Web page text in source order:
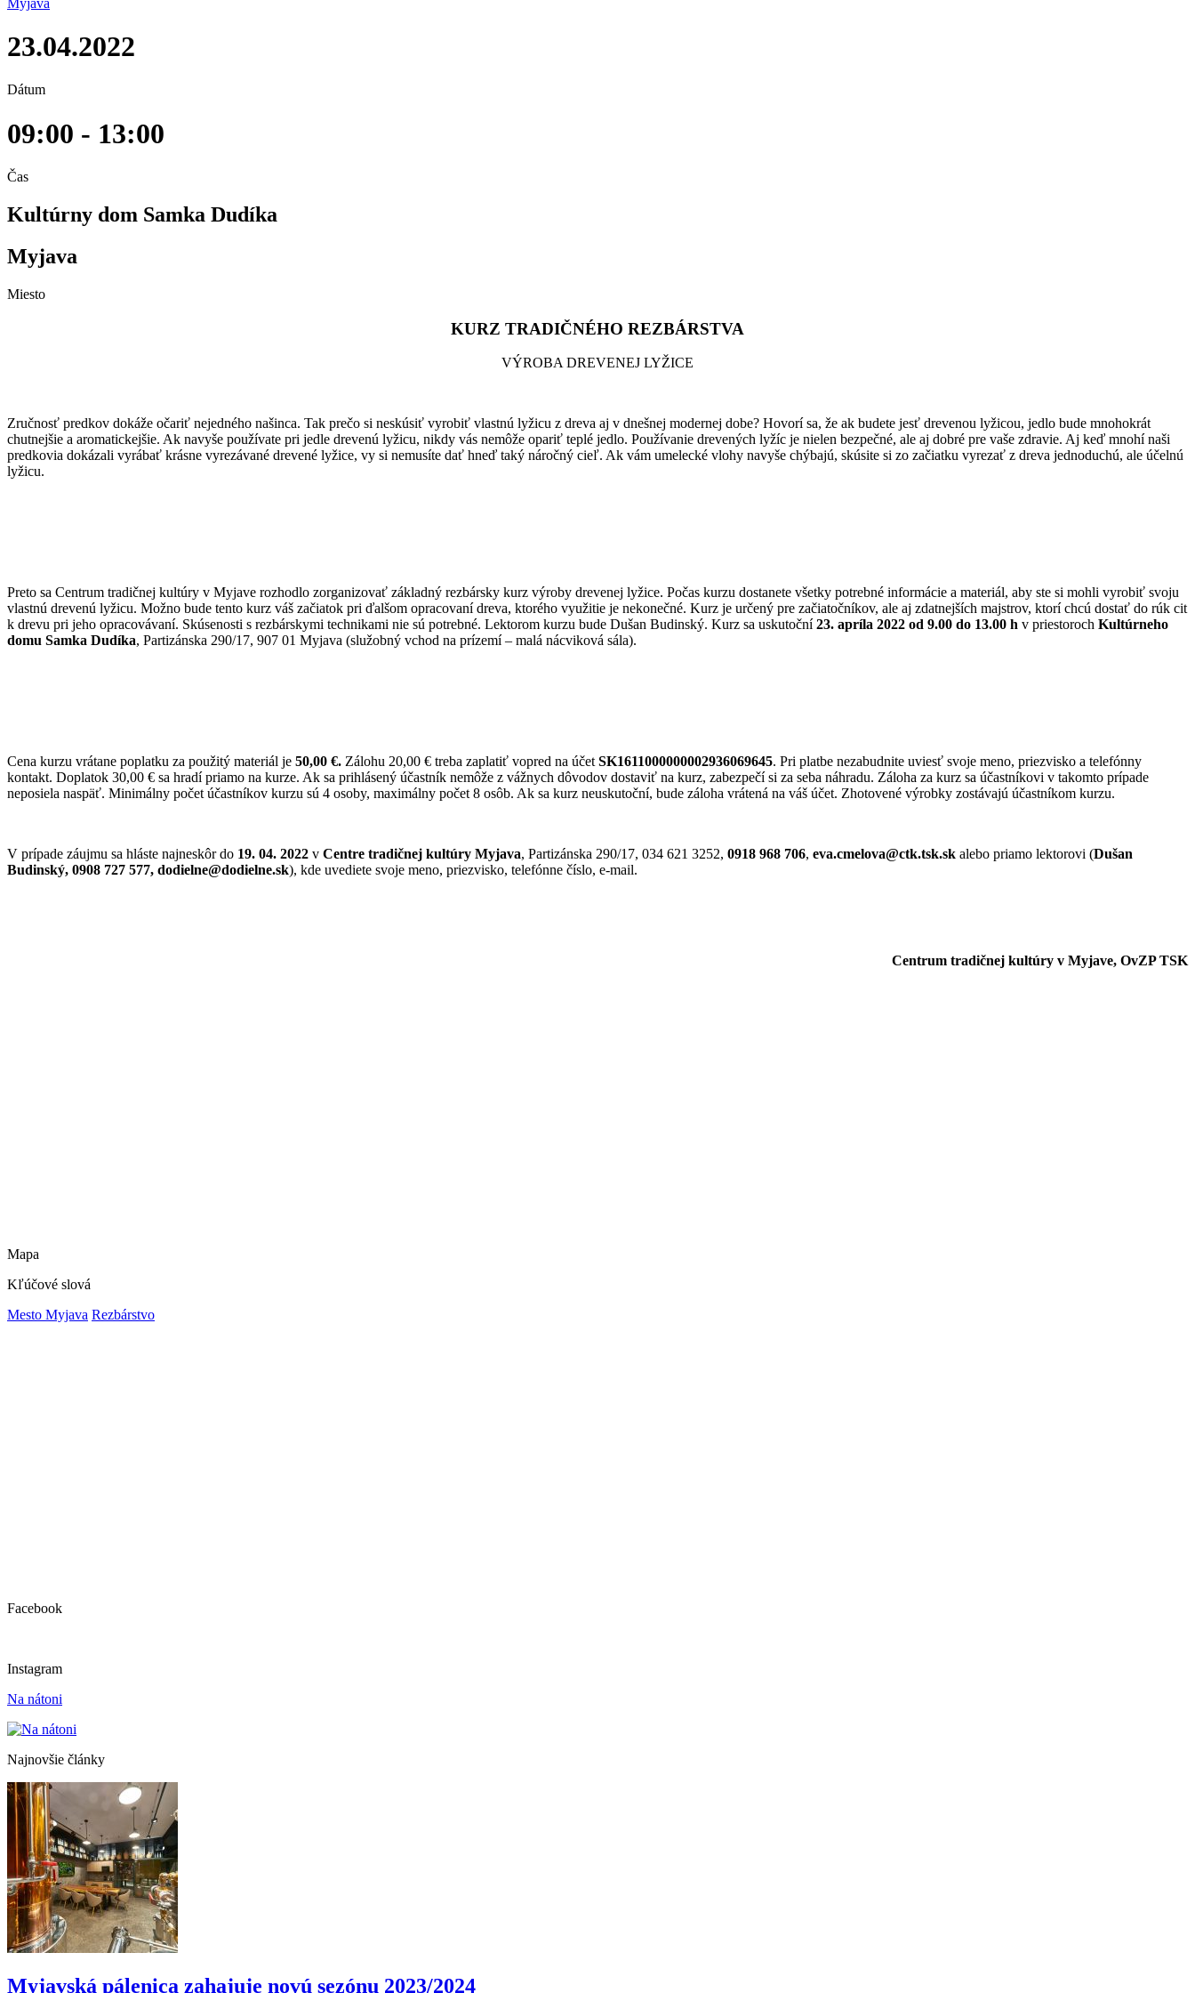
23.04.2022
Dátum
09:00 - 13:00
Čas
Kultúrny dom Samka Dudíka
Myjava
Miesto
KURZ TRADIČNÉHO REZBÁRSTVA
VÝROBA DREVENEJ LYŽICE
Zručnosť predkov dokáže očariť nejedného našinca. Tak prečo si neskúsiť vyrobiť vlastnú lyžicu z dreva aj v dnešnej modernej dobe? Hovorí sa, že ak budete jesť drevenou lyžicou, jedlo bude mnohokrát
chutnejšie a aromatickejšie. Ak navyše používate pri jedle drevenú lyžicu, nikdy vás nemôže opariť teplé jedlo. Používanie drevených lyžíc je nielen bezpečné, ale aj dobré pre vaše zdravie. Aj keď mnohí naši
predkovia dokázali vyrábať krásne vyrezávané drevené lyžice, vy si nemusíte dať hneď taký náročný cieľ. Ak vám umelecké vlohy navyše chýbajú, skúsite si zo začiatku vyrezať z dreva jednoduchú, ale účelnú
lyžicu.
Preto sa Centrum tradičnej kultúry v Myjave rozhodlo zorganizovať základný rezbársky kurz výroby drevenej lyžice. Počas kurzu dostanete všetky potrebné informácie a materiál, aby ste si mohli vyrobiť svoju
vlastnú drevenú lyžicu. Možno bude tento kurz váš začiatok pri ďalšom opracovaní dreva, ktorého využitie je nekonečné. Kurz je určený pre začiatočníkov, ale aj zdatnejších majstrov, ktorí chcú dostať do rúk cit
k drevu pri jeho opracovávaní. Skúsenosti s rezbárskymi technikami nie sú potrebné. Lektorom kurzu bude Dušan Budinský. Kurz sa uskutoční23. apríla 2022 od 9.00 do 13.00 h v priestoroch Kultúrneho
domu Samka Dudíka, Partizánska 290/17, 907 01 Myjava (služobný vchod na prízemí – malá nácviková sála).
Cena kurzu vrátane poplatku za použitý materiál je 50,00 €. Zálohu 20,00 € treba zaplatiť vopred na účetSK1611000000002936069645. Pri platbe nezabudnite uviesť svoje meno, priezvisko a telefónny
kontakt. Doplatok 30,00 € sa hradí priamo na kurze. Ak sa prihlásený účastník nemôže z vážnych dôvodov dostaviť na kurz, zabezpečí si za seba náhradu. Záloha za kurz sa účastníkovi v takomto prípade
neposiela naspäť. Minimálny počet účastníkov kurzu sú 4 osoby, maximálny počet 8 osôb. Ak sa kurz neuskutoční, bude záloha vrátená na váš účet. Zhotovené výrobky zostávajú účastníkom kurzu.
V prípade záujmu sa hláste najneskôr do 19. 04. 2022 v Centre tradičnej kultúry Myjava, Partizánska 290/17, 034 621 3252, 0918 968 706, eva.cmelova@ctk.tsk.sk alebo priamo lektorovi (Dušan
Budinský, 0908 727 577, dodielne@dodielne.sk), kde uvediete svoje meno, priezvisko, telefónne číslo, e-mail.
Centrum tradičnej kultúry v Myjave, OvZP TSK
Mapa
Kľúčové slová
Mesto Myjava Rezbárstvo
Facebook
Instagram
Na nátoni
Najnovšie články
Myjavská pálenica zahajuje novú sezónu 2023/2024